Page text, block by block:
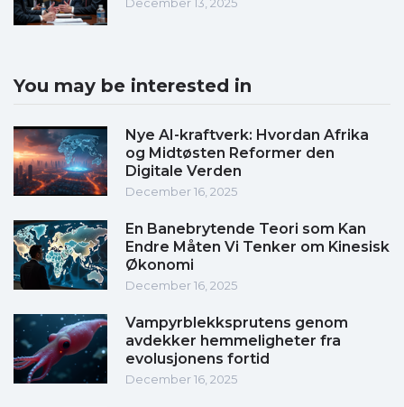
December 13, 2025
You may be interested in
Nye AI-kraftverk: Hvordan Afrika
og Midtøsten Reformer den
Digitale Verden
December 16, 2025
En Banebrytende Teori som Kan
Endre Måten Vi Tenker om Kinesisk
Økonomi
December 16, 2025
Vampyrblekksprutens genom
avdekker hemmeligheter fra
evolusjonens fortid
December 16, 2025